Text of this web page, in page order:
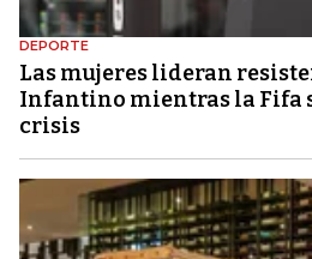
DEPORTE
Las mujeres lideran
Infantino mientras la Fifa
crisis